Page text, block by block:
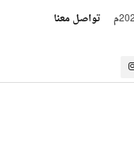
تواصل معنا